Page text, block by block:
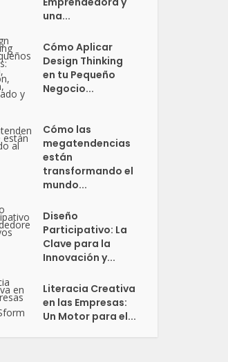
una...
Cómo Aplicar
Design Thinking
en tu Pequeño
Negocio...
Cómo las
megatendencias
están
transformando el
mundo...
Diseño
Participativo: La
Clave para la
Innovación y...
Literacia Creativa
en las Empresas:
Un Motor para el...